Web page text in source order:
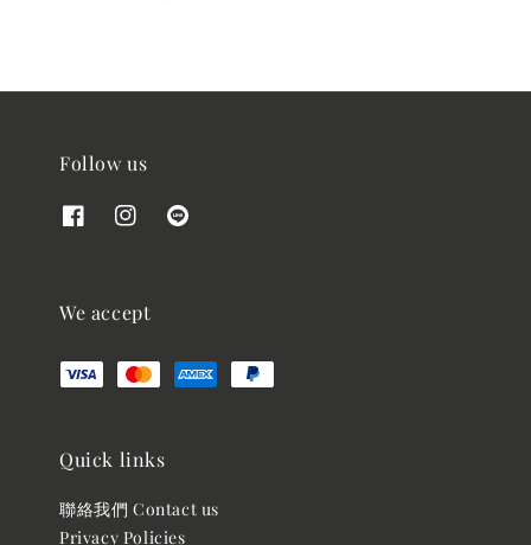
Follow us
We accept
Quick links
聯絡我們 Contact us
Privacy Policies